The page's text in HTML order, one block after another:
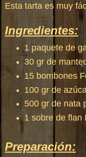
Esta tarta es muy
Ingredientes:
1 paquete de
30 gr de
15 bombones
100 gr de
500 gr de nata
1 sobre de flan
Preparación: